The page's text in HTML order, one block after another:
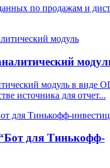
по продажам и
модуль в виде
источника для отчет...
для Тинькофф-